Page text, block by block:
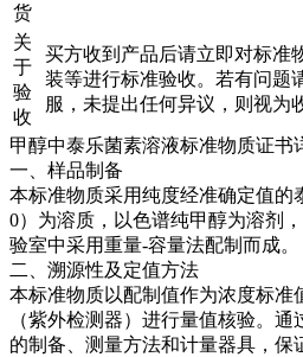
货
关
于
验
收
买方收到产品后请立即对标准
装等进行标准验收。若有问题
服，未提出任何异议，则视为
甲醇中泰乐菌素溶液标准物质证书
一、样品制备
本标准物质采用纯度经准确定值的
0）为溶质，以色谱纯甲醇为溶剂
验室中采用重量-容量法配制而成。
二、溯源性及定值方法
本标准物质以配制值作为浓度标准
（紫外检测器）进行量值核验。
的制备、测量方法和计量器具，保